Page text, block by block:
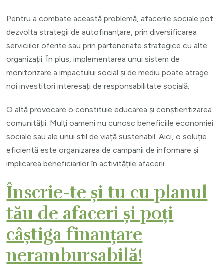
Pentru a combate această problemă, afacerile sociale pot
dezvolta strategii de autofinanțare, prin diversificarea
serviciilor oferite sau prin parteneriate strategice cu alte
organizații. În plus, implementarea unui sistem de
monitorizare a impactului social și de mediu poate atrage
noi investitori interesați de responsabilitate socială.
O altă provocare o constituie educarea și conștientizarea
comunității. Mulți oameni nu cunosc beneficiile economiei
sociale sau ale unui stil de viață sustenabil. Aici, o soluție
eficientă este organizarea de campanii de informare și
implicarea beneficiarilor în activitățile afacerii.
Înscrie-te și tu cu planul
tău de afaceri și poți
câștiga finanțare
nerambursabilă!